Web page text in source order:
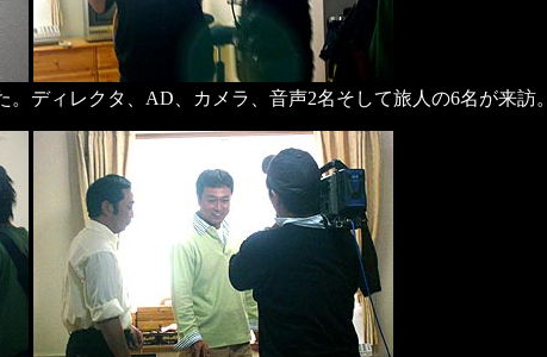
ディレクタ、AD、カメラ、音声2名そして旅人の6名が来訪。